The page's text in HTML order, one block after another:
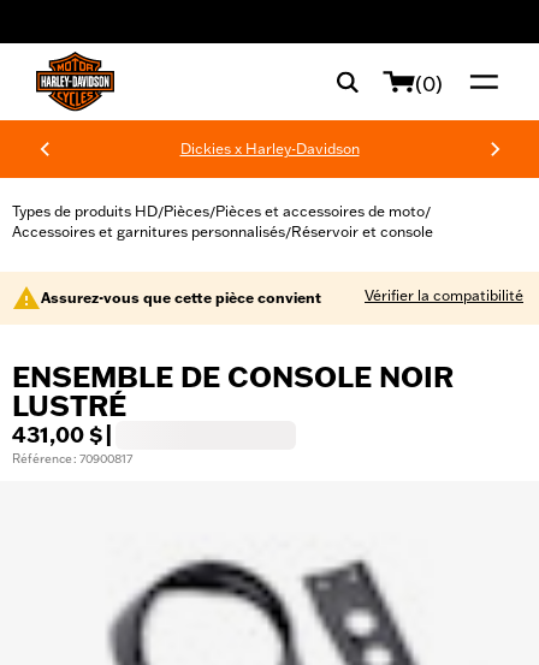
(0)
Dickies x Harley-Davidson
Types de produits HD/Pièces/Pièces et accessoires de moto/
Accessoires et garnitures personnalisés/Réservoir et console
Assurez-vous que cette pièce convient Vérifier la compatibilité
ENSEMBLE DE CONSOLE NOIR
LUSTRÉ
431,00 $
Référence : 70900817